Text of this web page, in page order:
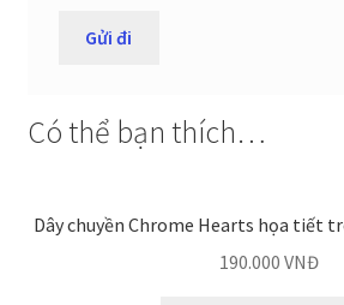
Có thể bạn thích…
Dây chuyền Chrome Hearts họa tiết
190.000 VNĐ